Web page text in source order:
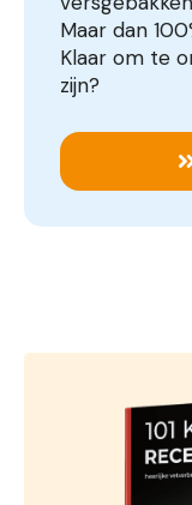
Maar dan
Klaar om te
zijn?